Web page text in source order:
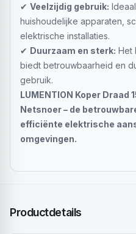
✔ Veelzijdig gebruik:
huishoudelijke apparaten,
elektrische installaties.
✔ Duurzaam en sterk: Het
biedt betrouwbaarheid en
gebruik.
LUMENTION Koper Draad
Netsnoer – de
efficiënte elektrische
omgevingen.
Productdetails